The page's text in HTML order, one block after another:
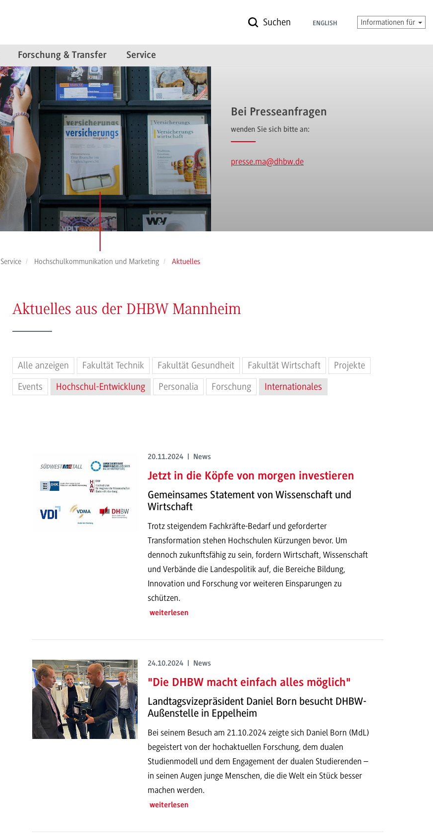
Suchen ENGLISH Informationen für
Forschung & Transfer Service
Bei Presseanfragen
wenden Sie sich bitte an:
presse.ma@dhbw.de
Service Hochschulkommunikation und Marketing Aktuelles
Aktuelles aus der DHBW Mannheim
Alle anzeigen Fakultät Technik Fakultät Gesundheit Fakultät Wirtschaft
Projekte
Events
Hochschul-Entwicklung Personalia Forschung Internationales
20.11.2024 | News
Jetzt in die Köpfe von morgen investieren
Gemeinsames Statement von Wissenschaft und
Wirtschaft
Trotz steigendem Fachkräfte-Bedarf und geforderter
Transformation stehen Hochschulen Kürzungen bevor. Um
dennoch zukunftsfähig zu sein, fordern Wirtschaft, Wissenschaft
und Verbände die Landespolitik auf, die Bereiche Bildung,
Innovation und Forschung vor weiteren Einsparungen zu
schützen.
weiterlesen
24.10.2024 | News
"Die DHBW macht einfach alles möglich"
Landtagsvizepräsident Daniel Born besucht DHBW-
Außenstelle in Eppelheim
Bei seinem Besuch am 21.10.2024 zeigte sich Daniel Born (MdL)
begeistert von der hochaktuellen Forschung, dem dualen
Studienmodell und dem Engagement der dualen Studierenden –
in seinen Augen junge Menschen, die die Welt ein Stück besser
machen werden.
weiterlesen